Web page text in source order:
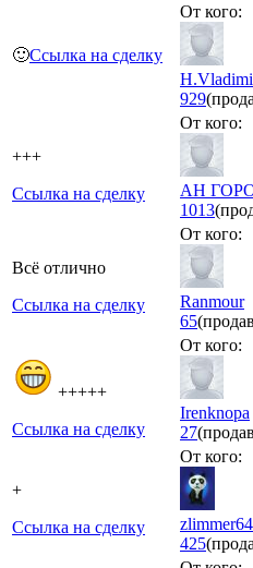
🙂Ссылка на сделку
От кого:
929
+++
Ссылка на сделку
От кого:
АН
1013
Всё отлично
Ссылка на сделку
От кого:
Ranmour
65
+++++
Ссылка на сделку
От кого:
Irenknopa
27
+
Ссылка на сделку
От кого:
zlimmer64
425